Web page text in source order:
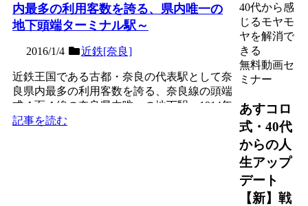
内最多の利用客数を誇る、県内唯一の
地下頭端ターミナル駅～
2016/1/4 近鉄[奈良]
近鉄王国である古都・奈良の代表駅として奈
良県内最多の利用客数を誇る、奈良線の頭端
式４面４線の奈良県内唯一の地下駅。1914年
（大正3年）に、...
記事を読む
40代から感
じるモヤモ
ヤを解消で
きる
無料動画セ
ミナー
あすコロ
式・40代
からの人
生アップ
デート
【新】戦